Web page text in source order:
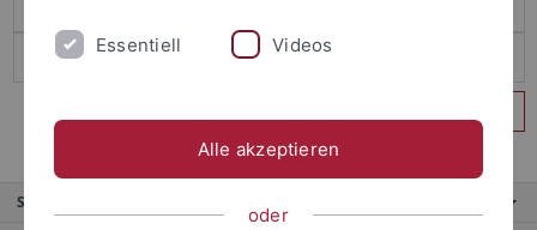
Service
Essentiell Videos
Alle akzeptieren
oder